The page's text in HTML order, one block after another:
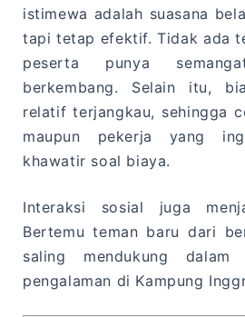
istimewa adalah suasana
tapi tetap efektif. Tidak ada
peserta punya
berkembang. Selain itu,
relatif terjangkau, sehingga
maupun pekerja yang
khawatir soal biaya.
Interaksi sosial juga
Bertemu teman baru dari
saling mendukung dalam
pengalaman di Kampung